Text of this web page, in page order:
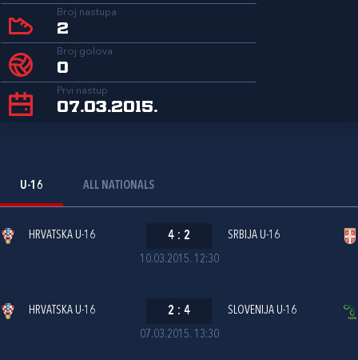
Broj nastupa
2
Broj golova
0
Prvi nastup
07.03.2015.
U-16 ALL NATIONALS
10.03.2015. 12:30
HRVATSKA U-16 4 : 2 SRBIJA U-16
07.03.2015. 13:30
HRVATSKA U-16 2 : 4 SLOVENIJA U-16